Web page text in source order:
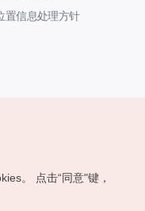
置信息处理方针
。
点击“同意"键，